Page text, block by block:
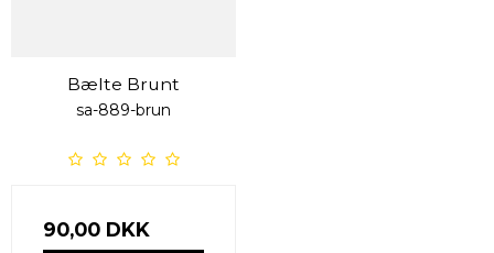
Bælte Brunt
sa-889-brun
90,00 DKK